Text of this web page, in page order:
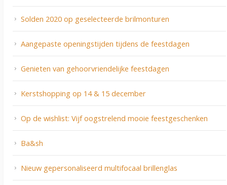
Solden 2020 op geselecteerde brilmonturen
Aangepaste openingstijden tijdens de feestdagen
Genieten van gehoorvriendelijke feestdagen
Kerstshopping op 14 & 15 december
Op de wishlist: Vijf oogstrelend mooie feestgeschenken
Ba&sh
Nieuw gepersonaliseerd multifocaal brillenglas